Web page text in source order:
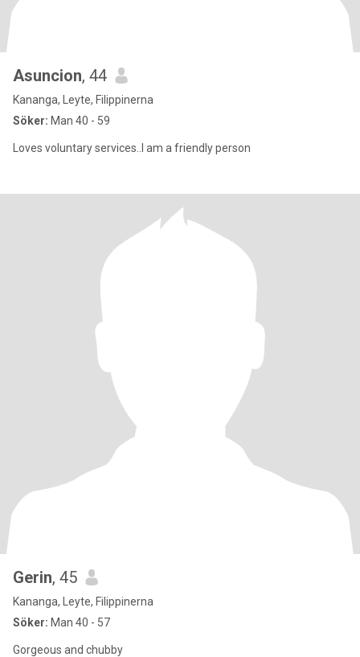
Asuncion, 44
Kananga, Leyte, Filippinerna
Söker: Man 40 - 59
Loves voluntary services..I am a friendly person
Gerin, 45
Kananga, Leyte, Filippinerna
Söker: Man 40 - 57
Gorgeous and chubby